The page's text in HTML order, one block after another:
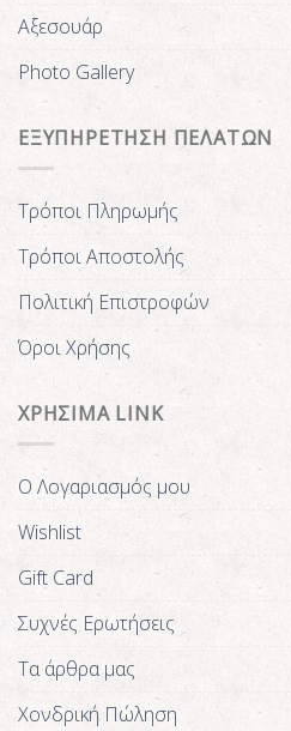
Αξεσουάρ
Photo Gallery
ΕΞΥΠΗΡΕΤΗΣΗ ΠΕΛΑΤΩΝ
Τρόποι Πληρωμής
Τρόποι Αποστολής
Πολιτική Επιστροφών
Όροι Χρήσης
ΧΡΗΣΙΜΑ LINK
Ο Λογαριασμός μου
Wishlist
Gift Card
Συχνές Ερωτήσεις
Τα άρθρα μας
Χονδρική Πώληση